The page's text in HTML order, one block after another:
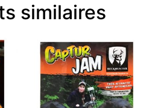
similaires